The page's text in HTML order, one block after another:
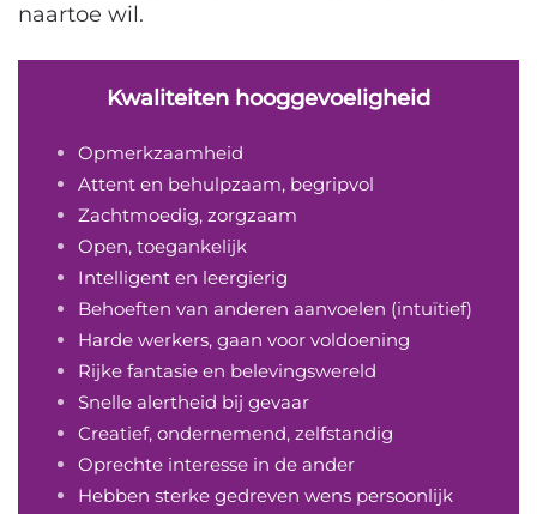
naartoe wil.
Kwaliteiten hooggevoeligheid
Opmerkzaamheid
Attent en behulpzaam, begripvol
Zachtmoedig, zorgzaam
Open, toegankelijk
Intelligent en leergierig
Behoeften van anderen aanvoelen (intuïtief)
Harde werkers, gaan voor voldoening
Rijke fantasie en belevingswereld
Snelle alertheid bij gevaar
Creatief, ondernemend, zelfstandig
Oprechte interesse in de ander
Hebben sterke gedreven wens persoonlijk